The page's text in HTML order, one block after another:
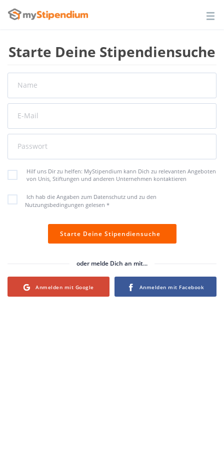
Starte Deine Stipendiensuche
Name
E-Mail
Passwort
Hilf uns Dir zu helfen: MyStipendium kann Dich zu relevanten Angeboten
von Unis, Stiftungen und anderen Unternehmen kontaktieren
Ich hab die Angaben zum Datenschutz und zu den
Nutzungsbedingungen gelesen *
Starte Deine Stipendiensuche
oder melde Dich an mit...
Login with Google Login with Facebook